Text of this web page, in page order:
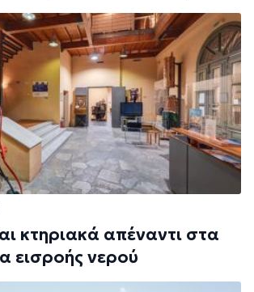
κτηριακά απέναντι στα
εισροής νερού